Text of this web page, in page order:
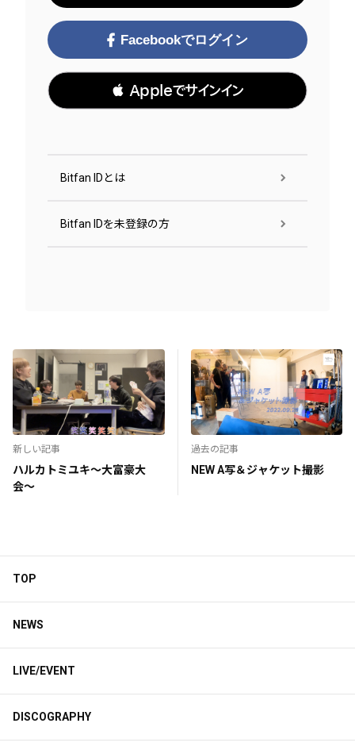
Facebookでログイン
 Appleでサインイン
Bitfan IDとは
Bitfan IDを未登録の方
新しい記事
ハルカトミユキ〜大富豪大
会〜
過去の記事
NEW A写＆ジャケット撮影
TOP
NEWS
LIVE/EVENT
DISCOGRAPHY